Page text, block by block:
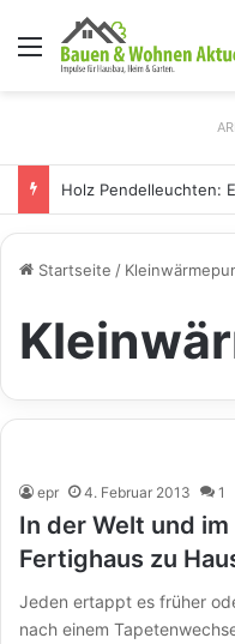
Menü
Startseite /
epr 4. Februar 2013 1
In der Welt und
Fertighaus zu
Jeden ertappt es früher
nach einem